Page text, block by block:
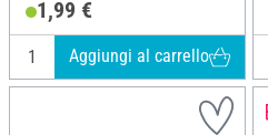
1,99 €
Aggiungi al carrello